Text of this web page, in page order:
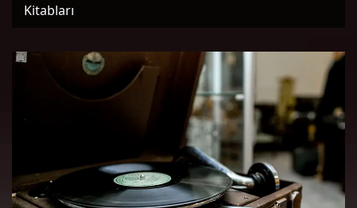
Kitabları